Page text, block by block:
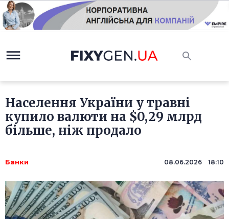
Населення України у травні
купило валюти на $0,29 млрд
більше, ніж продало
Банки 08.06.2026 18:10